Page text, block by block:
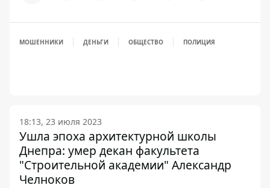
МОШЕННИКИ ДЕНЬГИ ОБЩЕСТВО ПОЛИЦИЯ
18:13, 23 июля 2023
Ушла эпоха архитектурной школы
Днепра: умер декан факультета
"Строительной академии" Александр
Челноков